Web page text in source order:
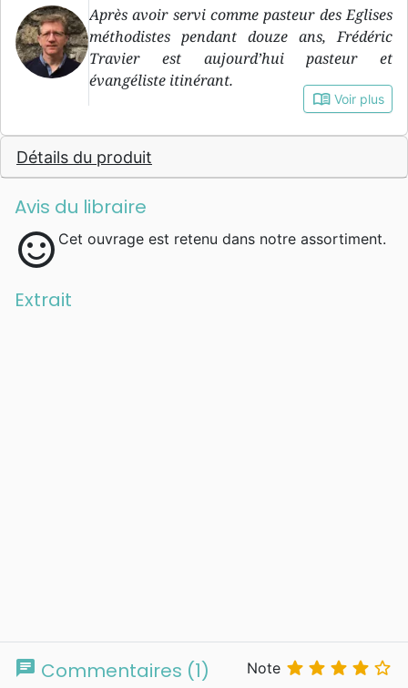
Après avoir servi comme pasteur des Eglises
méthodistes pendant douze ans, Frédéric
Travier est aujourd’hui pasteur et
évangéliste itinérant.
book_open Voir plus
Détails du produit
Avis du libraire
sentiment_satisfied Cet ouvrage est retenu dans notre assortiment.
Extrait
chat Commentaires (1) Note     